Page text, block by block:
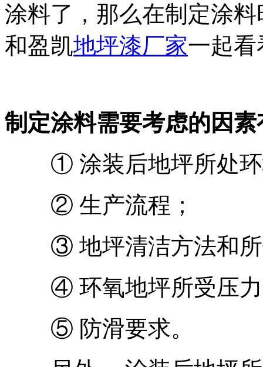
涂料了，那么在制定涂
和盈凯地坪漆厂家一起
制定涂料需要考虑的因
① 涂装后地坪所处环
② 生产流程；
③ 地坪清洁方法和所
④ 环氧地坪所受压力
⑤ 防滑要求。